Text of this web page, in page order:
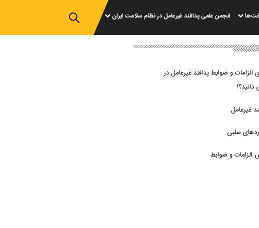
انجمن علمی پدافند غیرعامل در نظام سلامت ایران
الزامات و ضوابط پدافند غیرعامل در
غیرعامل
سلبی
الزامات و ضوابط